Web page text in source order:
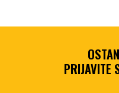
PRIJAVITE